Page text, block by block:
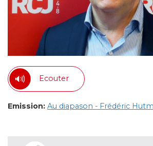
Ecouter
Emission: Au diapason - Frédéric